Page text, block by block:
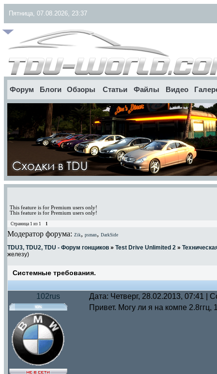
Пятница, 07.08.2026, 23:37
Форум Блоги Обзоры Статьи Файлы Видео
This feature is for Premium users only!
This feature is for Premium users only!
Страница 1 из 1 1
Модератор форума: Zik, psman, DarkSide
TDU3, TDU2, TDU - Форум гонщиков » Test Drive Unlimited 2 »
железу)
Системные требования.
102rus Дата: Четверг, 28.02.2013, 07:41 |
Привет. Могу ли я на компе